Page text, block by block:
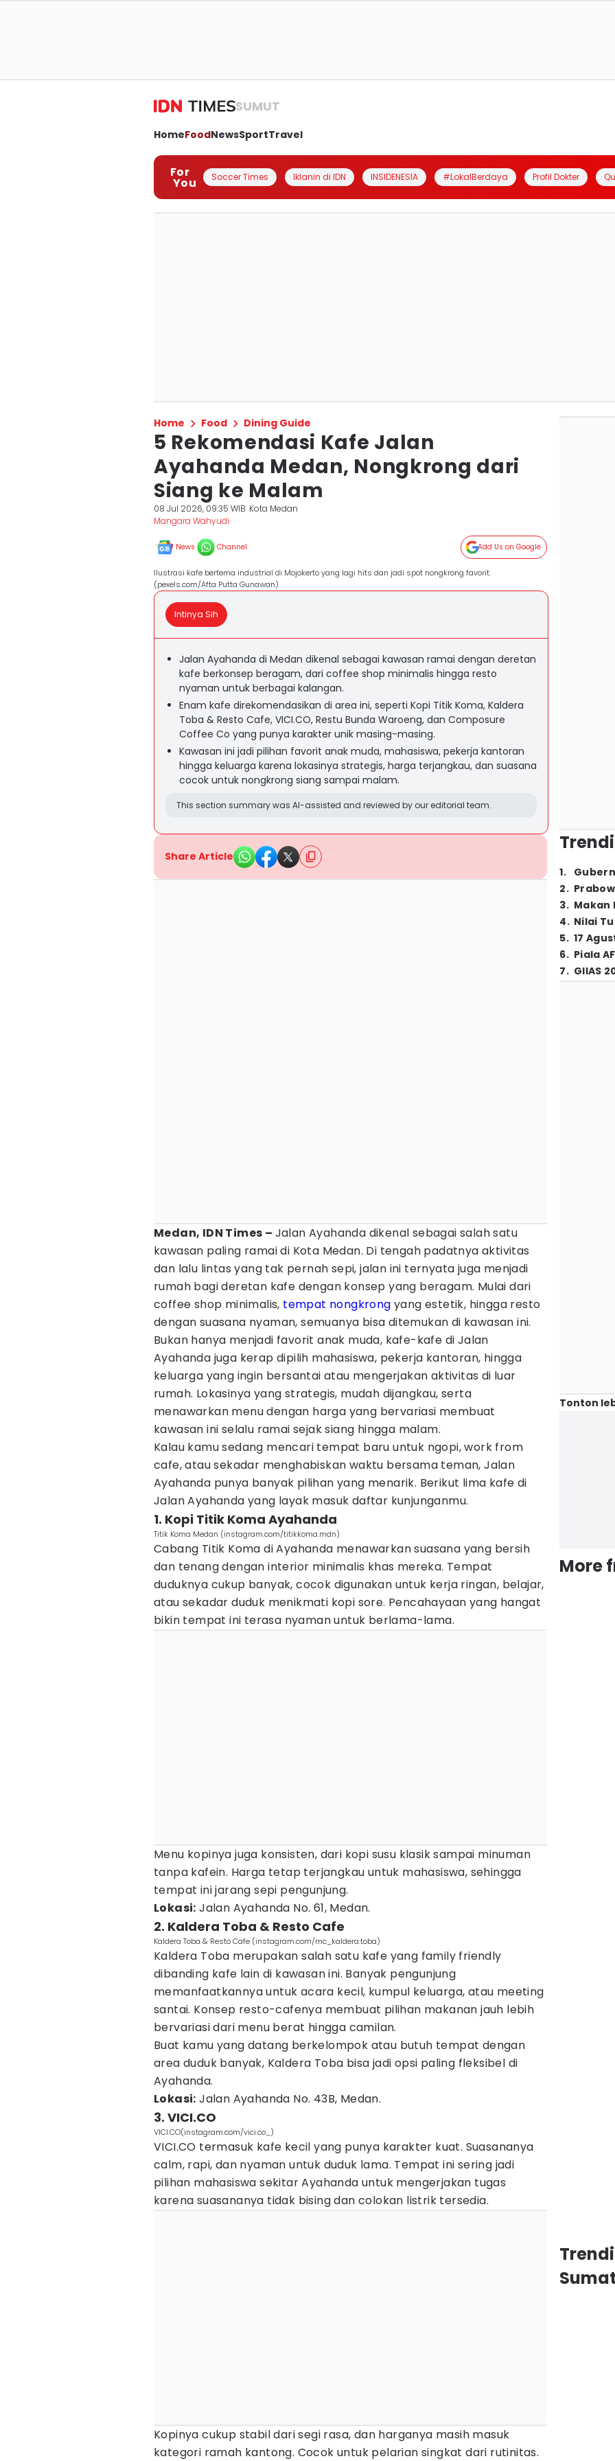
SUMUT
HomeFoodNewsSportTravel
For
You Soccer Times Iklanin di IDN INSIDENESIA #LokalBerdaya Profil Dokter
Home Food Dining Guide
5 Rekomendasi Kafe Jalan
Ayahanda Medan, Nongkrong dari
Siang ke Malam
08 Jul 2026, 09:35 WIB Kota Medan
Mangara Wahyudi
News Channel Add Us on Google
Ilustrasi kafe bertema industrial di Mojokerto yang lagi hits dan jadi spot nongkrong favorit.
(pexels.com/Afta Putta Gunawan)
Intinya Sih
Jalan Ayahanda di Medan dikenal sebagai kawasan ramai dengan deretan
kafe berkonsep beragam, dari coffee shop minimalis hingga resto
nyaman untuk berbagai kalangan.
Enam kafe direkomendasikan di area ini, seperti Kopi Titik Koma, Kaldera
Toba & Resto Cafe, VICI.CO, Restu Bunda Waroeng, dan Composure
Coffee Co yang punya karakter unik masing-masing.
Kawasan ini jadi pilihan favorit anak muda, mahasiswa, pekerja kantoran
hingga keluarga karena lokasinya strategis, harga terjangkau, dan suasana
cocok untuk nongkrong siang sampai malam.
This section summary was AI-assisted and reviewed by our editorial team.
Share Article
Medan, IDN Times – Jalan Ayahanda dikenal sebagai salah satu
kawasan paling ramai di Kota Medan. Di tengah padatnya aktivitas
dan lalu lintas yang tak pernah sepi, jalan ini ternyata juga menjadi
rumah bagi deretan kafe dengan konsep yang beragam. Mulai dari
coffee shop minimalis, tempat nongkrong yang estetik, hingga resto
dengan suasana nyaman, semuanya bisa ditemukan di kawasan ini.
Bukan hanya menjadi favorit anak muda, kafe-kafe di Jalan
Ayahanda juga kerap dipilih mahasiswa, pekerja kantoran, hingga
keluarga yang ingin bersantai atau mengerjakan aktivitas di luar
rumah. Lokasinya yang strategis, mudah dijangkau, serta
menawarkan menu dengan harga yang bervariasi membuat
kawasan ini selalu ramai sejak siang hingga malam.
Kalau kamu sedang mencari tempat baru untuk ngopi, work from
cafe, atau sekadar menghabiskan waktu bersama teman, Jalan
Ayahanda punya banyak pilihan yang menarik. Berikut lima kafe di
Jalan Ayahanda yang layak masuk daftar kunjunganmu.
1. Kopi Titik Koma Ayahanda
Titik Koma Medan (instagram.com/titikkoma.mdn)
Cabang Titik Koma di Ayahanda menawarkan suasana yang bersih
dan tenang dengan interior minimalis khas mereka. Tempat
duduknya cukup banyak, cocok digunakan untuk kerja ringan, belajar,
atau sekadar duduk menikmati kopi sore. Pencahayaan yang hangat
bikin tempat ini terasa nyaman untuk berlama-lama.
Menu kopinya juga konsisten, dari kopi susu klasik sampai minuman
tanpa kafein. Harga tetap terjangkau untuk mahasiswa, sehingga
tempat ini jarang sepi pengunjung.
Lokasi: Jalan Ayahanda No. 61, Medan.
2. Kaldera Toba & Resto Cafe
Kaldera Toba & Resto Cafe (instagram.com/rnc_kaldera.toba)
Kaldera Toba merupakan salah satu kafe yang family friendly
dibanding kafe lain di kawasan ini. Banyak pengunjung
memanfaatkannya untuk acara kecil, kumpul keluarga, atau meeting
santai. Konsep resto-cafenya membuat pilihan makanan jauh lebih
bervariasi dari menu berat hingga camilan.
Buat kamu yang datang berkelompok atau butuh tempat dengan
area duduk banyak, Kaldera Toba bisa jadi opsi paling fleksibel di
Ayahanda.
Lokasi: Jalan Ayahanda No. 43B, Medan.
3. VICI.CO
VICI.CO(instagram.com/vici.co_)
VICI.CO termasuk kafe kecil yang punya karakter kuat. Suasananya
calm, rapi, dan nyaman untuk duduk lama. Tempat ini sering jadi
pilihan mahasiswa sekitar Ayahanda untuk mengerjakan tugas
karena suasananya tidak bising dan colokan listrik tersedia.
Kopinya cukup stabil dari segi rasa, dan harganya masih masuk
kategori ramah kantong. Cocok untuk pelarian singkat dari rutinitas.
1.
2.
3. Makan
4. Nilai
5. 17
6. Piala
7. GIIAS
Tonton
More